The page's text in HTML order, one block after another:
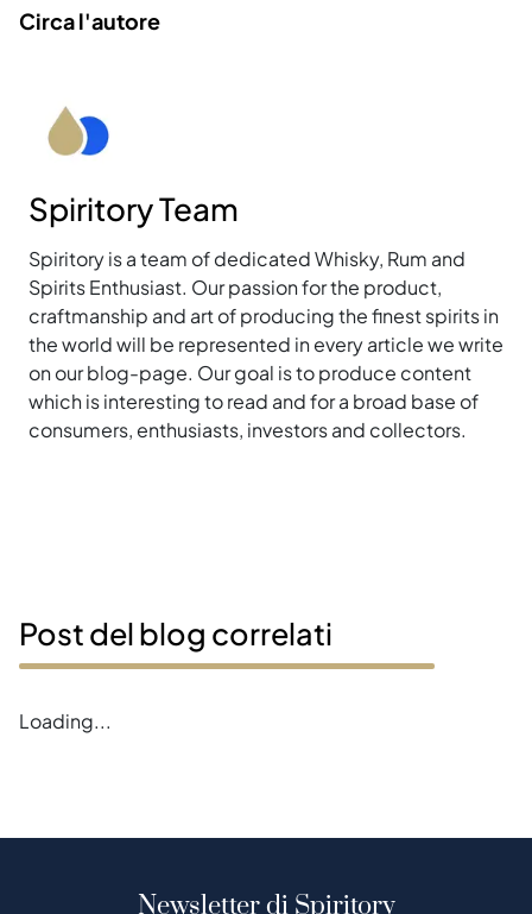
Circa l'autore
Spiritory Team
Spiritory is a team of dedicated Whisky, Rum and
Spirits Enthusiast. Our passion for the product,
craftmanship and art of producing the finest spirits in
the world will be represented in every article we write
on our blog-page. Our goal is to produce content
which is interesting to read and for a broad base of
consumers, enthusiasts, investors and collectors.
Post del blog correlati
Loading...
Newsletter di Spiritory